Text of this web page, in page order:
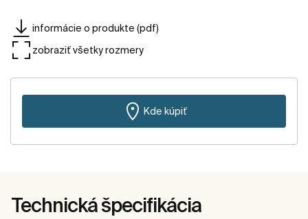
informácie o produkte (pdf)
zobraziť všetky rozmery
Kde kúpiť
Technická špecifikácia